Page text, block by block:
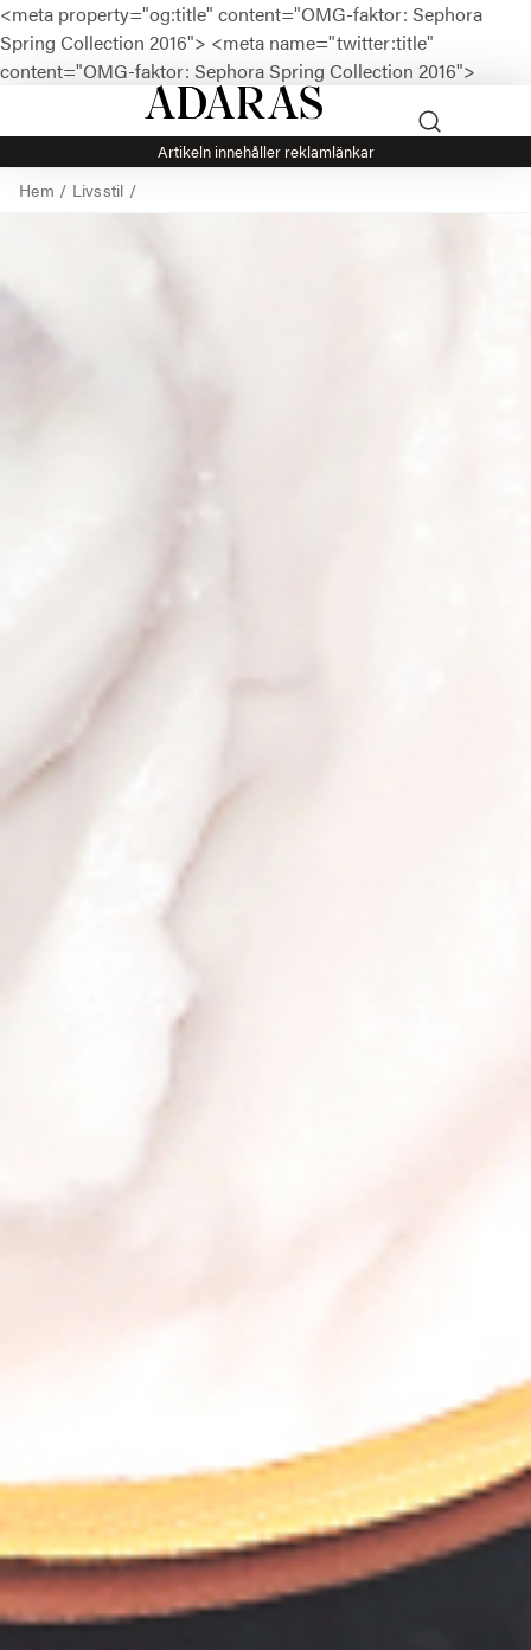
<meta property="og:title" content="OMG-faktor: Sephora
Spring Collection 2016"> <meta name="twitter:title"
content="OMG-faktor: Sephora Spring Collection 2016">
Artikeln innehåller reklamlänkar
Hem / Livsstil /